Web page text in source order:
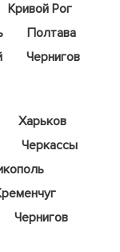
Кривой Рог
Полтава
Чернигов
Харьков
Черкассы
Чернигов